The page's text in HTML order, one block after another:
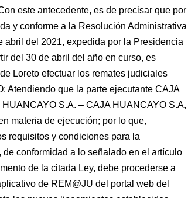
este antecedente, es de precisar que por
y conforme a la Resolución Administrativa
abril del 2021, expedida por la Presidencia
del 30 de abril del año en curso, es
Loreto efectuar los remates judiciales
Atendiendo que la parte ejecutante CAJA
S.A. – CAJA HUANCAYO S.A,
materia de ejecución; por lo que,
requisitos y condiciones para la
conformidad a lo señalado en el artículo
de la citada Ley, debe procederse a
de REM@JU del portal web del